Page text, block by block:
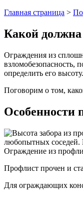
Главная страница >
Какой должна
Ограждения из
взломобезопасность,
определить его
Поговорим о том,
Особенности
любопытных соседей.
Ограждение из
Профлист прочен и
Для ограждающих